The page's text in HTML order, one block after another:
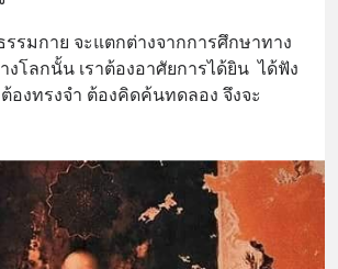
รมกาย จะแตกต่างจากการศึกษาทาง
โลกนั้น เราต้องอาศัยการได้ยิน  ได้ฟัง
องทรงจำ ต้องคิดค้นทดลอง จึงจะ